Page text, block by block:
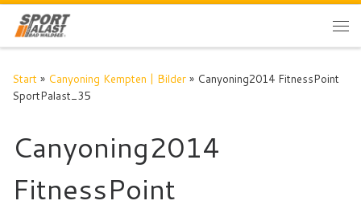
Zum Inhalt springen
Start » Canyoning Kempten | Bilder » Canyoning2014 FitnessPoint
SportPalast_35
Canyoning2014
FitnessPoint